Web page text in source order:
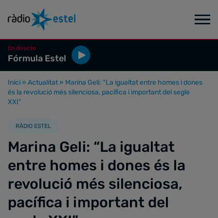
En directe
Fórmula Estel
Inici » Actualitat » Marina Geli: “La igualtat entre homes i dones
és la revolució més silenciosa, pacífica i important del segle
XXI”
RÀDIO ESTEL
Marina Geli: “La igualtat
entre homes i dones és la
revolució més silenciosa,
pacífica i important del